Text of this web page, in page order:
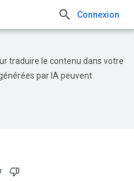
Connexion
traduire le contenu dans votre
par IA peuvent